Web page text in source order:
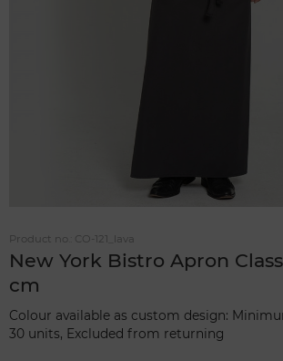
Product no.: CO-121_lava
New York Bistro Apron
cm
Colour available as custom design:
30 units, Excluded from returning